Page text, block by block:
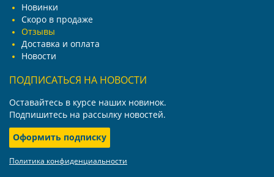
Новинки
Скоро в продаже
Отзывы
Доставка и оплата
Новости
ПОДПИСАТЬСЯ НА НОВОСТИ
Оставайтесь в курсе наших новинок.
Подпишитесь на рассылку новостей.
Оформить подписку
Политика конфиденциальности